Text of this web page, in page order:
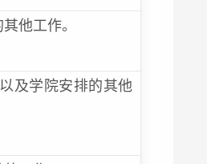
他工作。
及学院安排的其他